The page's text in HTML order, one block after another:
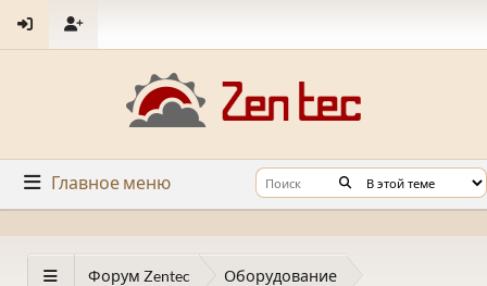
Главное меню
Форум Zentec Оборудование